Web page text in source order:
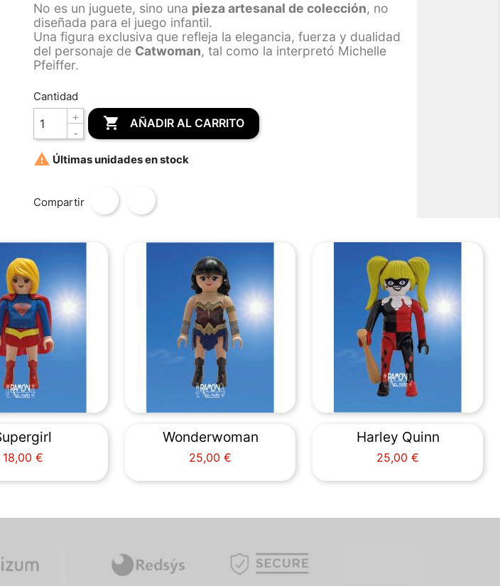
No es un juguete, sino una pieza artesanal de colección, no
diseñada para el juego infantil.
Una figura exclusiva que refleja la elegancia, fuerza y dualidad
del personaje de Catwoman, tal como la interpretó Michelle
Pfeiffer.
Cantidad
 AÑADIR AL CARRITO
 Últimas unidades en stock
Compartir
Precio
18,00 €
Wonderwoman
Precio
25,00 €
Harley Quinn
Precio
25,00 €